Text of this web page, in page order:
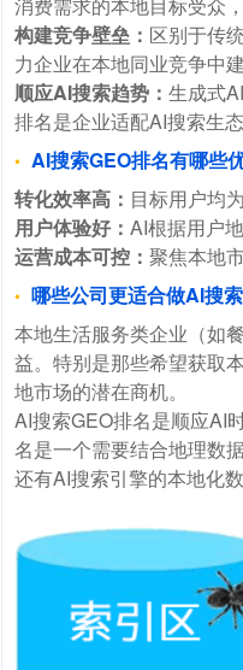
构建竞争壁垒： 区别于传
力企业在本地同业竞争中
顺应AI搜索趋势： 生成式
排名是企业适配AI搜索生
AI搜索GEO排名有哪些
转化效率高： 目标用户均
用户体验好： AI根据用户
运营成本可控： 聚焦本地
哪些公司更适合做AI搜
本地生活服务类企业（如
益。特别是那些希望获取
地市场的潜在商机。
AI搜索GEO排名是顺应AI
名是一个需要结合地理数
还有AI搜索引擎的本地化